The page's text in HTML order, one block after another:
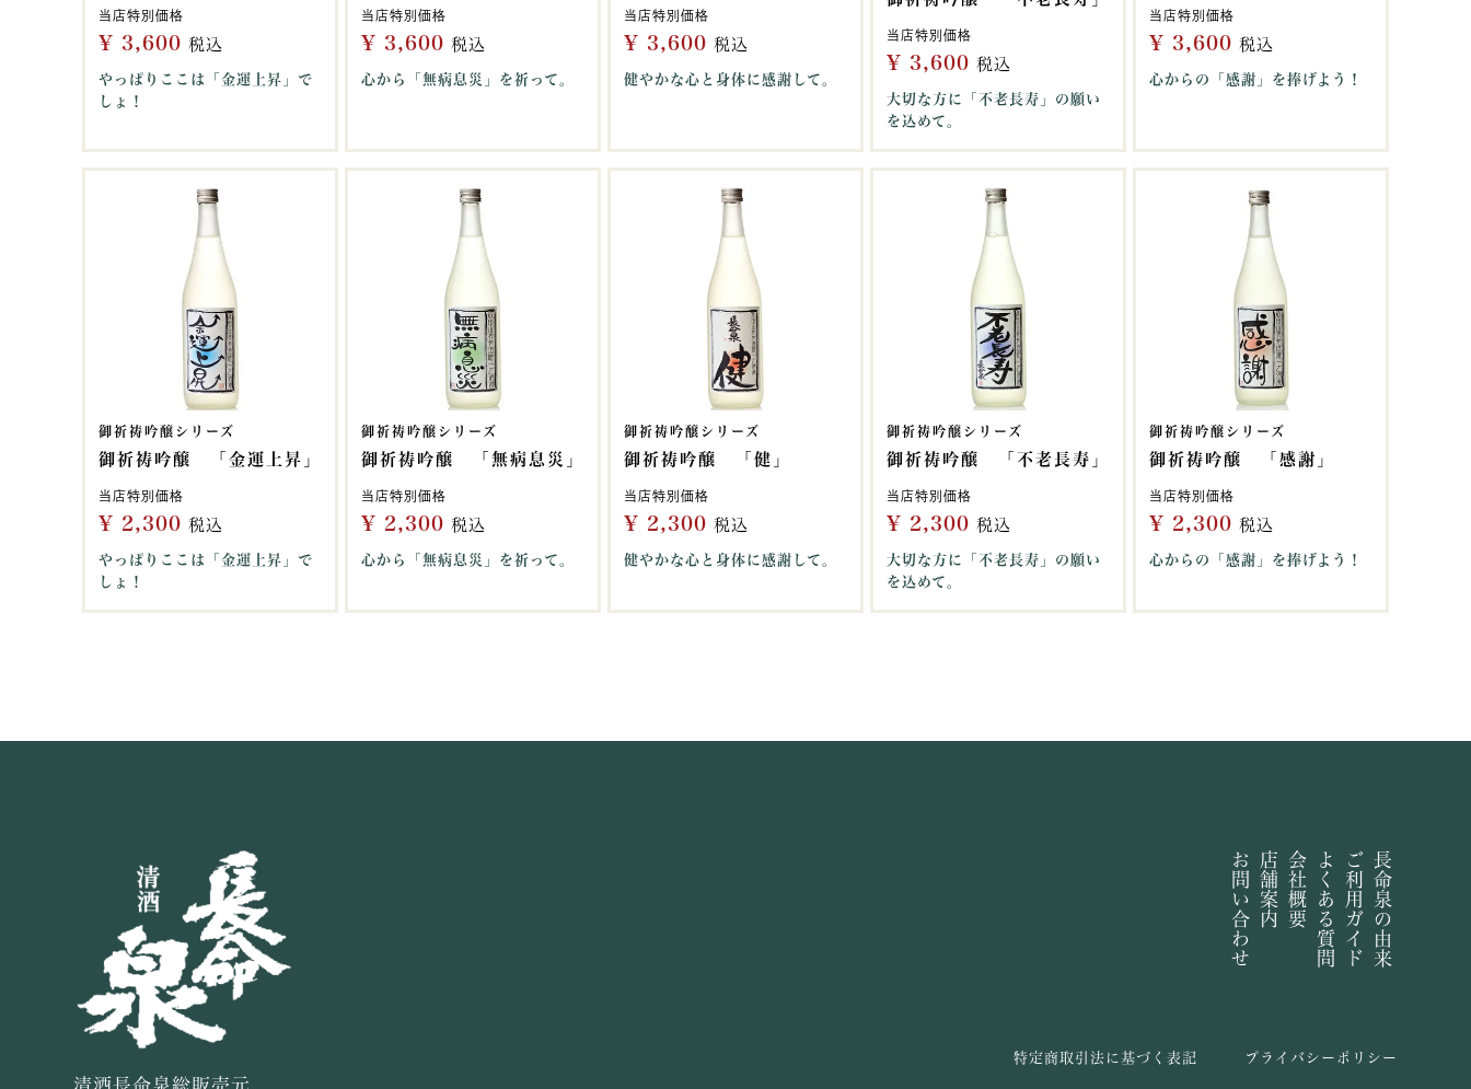
当店特別価格
¥ 3,600 税込
やっぱりここは「金運上昇」で
しょ！
当店特別価格
¥ 3,600 税込
心から「無病息災」を祈って。
当店特別価格
¥ 3,600 税込
健やかな心と身体に感謝して。
当店特別価格
¥ 3,600 税込
大切な方に「不老長寿」の願い
を込めて。
当店特別価格
¥ 3,600 税込
心からの「感謝」を捧げよう！
御祈祷吟醸シリーズ
御祈祷吟醸 「金運上昇」
当店特別価格
¥ 2,300 税込
やっぱりここは「金運上昇」で
しょ！
御祈祷吟醸シリーズ
御祈祷吟醸 「無病息災」
当店特別価格
¥ 2,300 税込
心から「無病息災」を祈って。
御祈祷吟醸シリーズ
御祈祷吟醸 「健」
当店特別価格
¥ 2,300 税込
健やかな心と身体に感謝して。
御祈祷吟醸シリーズ
御祈祷吟醸 「不老長寿」
当店特別価格
¥ 2,300 税込
大切な方に「不老長寿」の願い
を込めて。
御祈祷吟醸シリーズ
御祈祷吟醸 「感謝」
当店特別価格
¥ 2,300 税込
心からの「感謝」を捧げよう！
清酒長命泉総販売元
長命泉の由来
ご利用ガイド
よくある質問
会社概要
店舗案内
お問い合わせ
特定商取引法に基づく表記 プライバシーポリシー